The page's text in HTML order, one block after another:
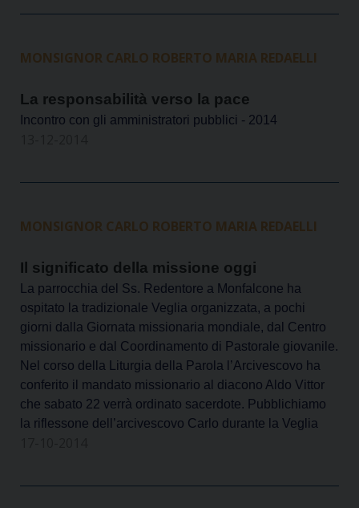
MONSIGNOR CARLO ROBERTO MARIA REDAELLI
La responsabilità verso la pace
Incontro con gli amministratori pubblici - 2014
MONSIGNOR CARLO ROBERTO MARIA REDAELLI
Il significato della missione oggi
La parrocchia del Ss. Redentore a Monfalcone ha
ospitato la tradizionale Veglia organizzata, a pochi
giorni dalla Giornata missionaria mondiale, dal Centro
missionario e dal Coordinamento di Pastorale giovanile.
Nel corso della Liturgia della Parola l’Arcivescovo ha
conferito il mandato missionario al diacono Aldo Vittor
che sabato 22 verrà ordinato sacerdote. Pubblichiamo
la riflessone dell’arcivescovo Carlo durante la Veglia